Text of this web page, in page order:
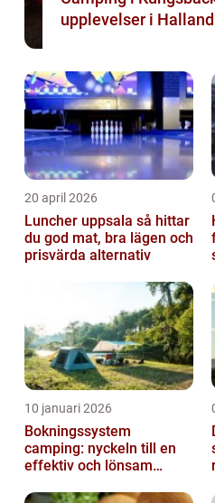
upplevelser i Halland
20 april 2026
Luncher uppsala så hittar
du god mat, bra lägen och
prisvärda alternativ
10 januari 2026
Bokningssystem
camping: nyckeln till en
effektiv och lönsam